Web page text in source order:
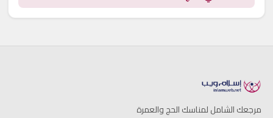
مرجعك الشامل لمناسك الحج والعمرة